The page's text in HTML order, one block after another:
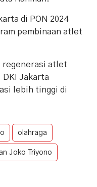
di PON 2024
pembinaan atlet
regenerasi atlet
DKI Jakarta
lebih tinggi di
olahraga
Joko Triyono